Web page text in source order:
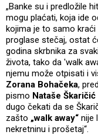
„Banke su i predložile
mogu plaćati, koja ide
kojima je to samo kraći
proglase stečaj, ostat
godina skrbnika za
života, tako da 'walk
njemu može otpisati i
Zorana Bohačeka,
pismo Nataše Škaričić
dugo čekati da se
zašto „walk away“ nije
nekretninu i prošetaj“.